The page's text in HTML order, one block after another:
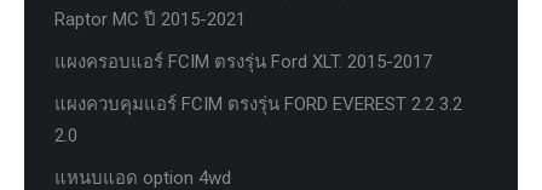
Raptor MC ปี 2015-2021
แผงครอบแอร์ FCIM ตรงรุ่น Ford XLT. 2015-2017
แผงควบคุมแอร์ FCIM ตรงรุ่น FORD EVEREST 2.2 3.2
2.0
แหนบแอด option 4wd